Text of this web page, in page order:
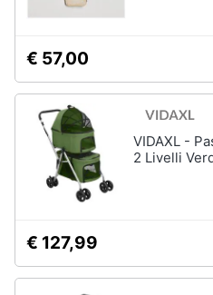
€ 57,00
VIDAXL -
2 Livelli
€ 127,99